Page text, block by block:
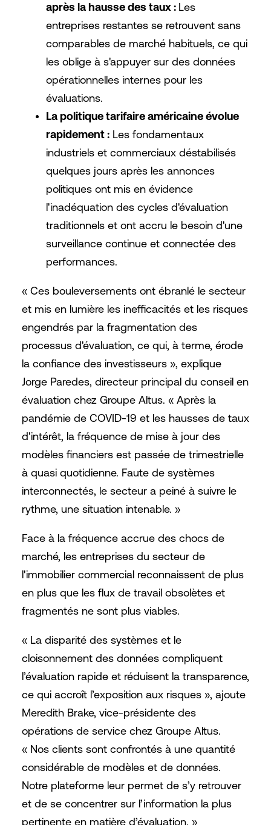
après la hausse des taux : Les
entreprises restantes se retrouvent sans
comparables de marché habituels, ce qui
les oblige à s'appuyer sur des données
opérationnelles internes pour les
évaluations.
La politique tarifaire américaine évolue
rapidement :Les fondamentaux
industriels et commerciaux déstabilisés
quelques jours après les annonces
politiques ont mis en évidence
l'inadéquation des cycles d'évaluation
traditionnels et ont accru le besoin d'une
surveillance continue et connectée des
performances.
« Ces bouleversements ont ébranlé le secteur
et mis en lumière les inefficacités et les risques
engendrés par la fragmentation des
processus d'évaluation, ce qui, à terme, érode
la confiance des investisseurs », explique
Jorge Paredes, directeur principal du conseil en
évaluation chez Groupe Altus. « Après la
pandémie de COVID-19 et les hausses de taux
d'intérêt, la fréquence de mise à jour des
modèles financiers est passée de trimestrielle
à quasi quotidienne. Faute de systèmes
interconnectés, le secteur a peiné à suivre le
rythme, une situation intenable. »
Face à la fréquence accrue des chocs de
marché, les entreprises du secteur de
l'immobilier commercial reconnaissent de plus
en plus que les flux de travail obsolètes et
fragmentés ne sont plus viables.
« La disparité des systèmes et le
cloisonnement des données compliquent
l’évaluation rapide et réduisent la transparence,
ce qui accroît l’exposition aux risques », ajoute
Meredith Brake, vice-présidente des
opérations de service chez Groupe Altus.
« Nos clients sont confrontés à une quantité
considérable de modèles et de données.
Notre plateforme leur permet de s’y retrouver
et de se concentrer sur l’information la plus
pertinente en matière d’évaluation. »